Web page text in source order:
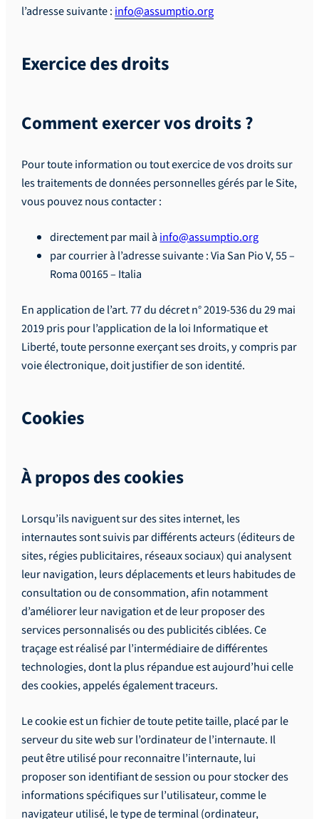
l’adresse suivante : info@assumptio.org
Exercice des droits
Comment exercer vos droits ?
Pour toute information ou tout exercice de vos droits sur
les traitements de données personnelles gérés par le Site,
vous pouvez nous contacter :
directement par mail à info@assumptio.org
par courrier à l’adresse suivante : Via San Pio V, 55 –
Roma 00165 – Italia
En application de l’art. 77 du décret n° 2019-536 du 29 mai
2019 pris pour l’application de la loi Informatique et
Liberté, toute personne exerçant ses droits, y compris par
voie électronique, doit justifier de son identité.
Cookies
À propos des cookies
Lorsqu’ils naviguent sur des sites internet, les
internautes sont suivis par différents acteurs (éditeurs de
sites, régies publicitaires, réseaux sociaux) qui analysent
leur navigation, leurs déplacements et leurs habitudes de
consultation ou de consommation, afin notamment
d’améliorer leur navigation et de leur proposer des
services personnalisés ou des publicités ciblées. Ce
traçage est réalisé par l’intermédiaire de différentes
technologies, dont la plus répandue est aujourd’hui celle
des cookies, appelés également traceurs.
Le cookie est un fichier de toute petite taille, placé par le
serveur du site web sur l’ordinateur de l’internaute. Il
peut être utilisé pour reconnaitre l’internaute, lui
proposer son identifiant de session ou pour stocker des
informations spécifiques sur l’utilisateur, comme le
navigateur utilisé, le type de terminal (ordinateur,